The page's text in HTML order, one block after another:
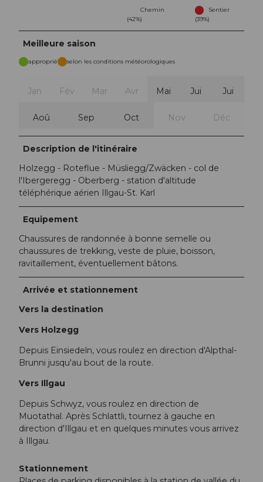
Chemin
(42%)
Sentier
(39%)
Meilleure saison
approprié selon les conditions météorologiques
Jan Fév Mar Avr Mai Jui Jui
Aoû Sep Oct Nov Déc
Description de l'itinéraire
Holzegg - Roteflue - Müsliegg/Zwäcken - col de
l'Ibergeregg - Oberberg - station d'altitude
téléphérique aérien Illgau-St. Karl
Equipement
Chaussures de randonnée à bonne semelle ou
chaussures de trekking, veste de pluie, boisson,
ravitaillement, éventuellement bâtons.
Arrivée et stationnement
Vers la destination
Vers Holzegg
Depuis Einsiedeln, vous roulez en direction d'Alpthal-
Brunni jusqu'au bout de la route.
Vers Illgau
Depuis Schwyz, vous roulez en direction de
Muotathal. Après Schlattli, tournez à gauche en
direction d'Illgau et en quelques minutes vous arrivez
à Illgau.
Stationnement